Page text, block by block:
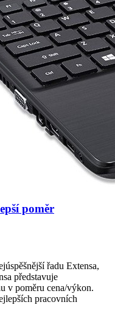
poměr
řadu Extensa,
představuje
v poměru cena/výkon.
pracovních